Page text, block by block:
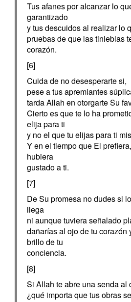
Tus afanes por alcanzar lo
garantizado
y tus descuidos al realizar lo
pruebas de que las tinieblas
corazón.
[6]
Cuida de no desesperarte si,
pese a tus apremiantes
tarda Allah en otorgarte Su
Cierto es que te lo ha
elija para ti
y no el que tu elijas para ti
Y en el tiempo que El
hubiera
gustado a ti.
[7]
De Su promesa no dudes si
llega
ni aunque tuviera señalado
dañarías al ojo de tu corazón
brillo de tu
conciencia.
[8]
Si Allah te abre una senda al
¿qué importa que tus obras